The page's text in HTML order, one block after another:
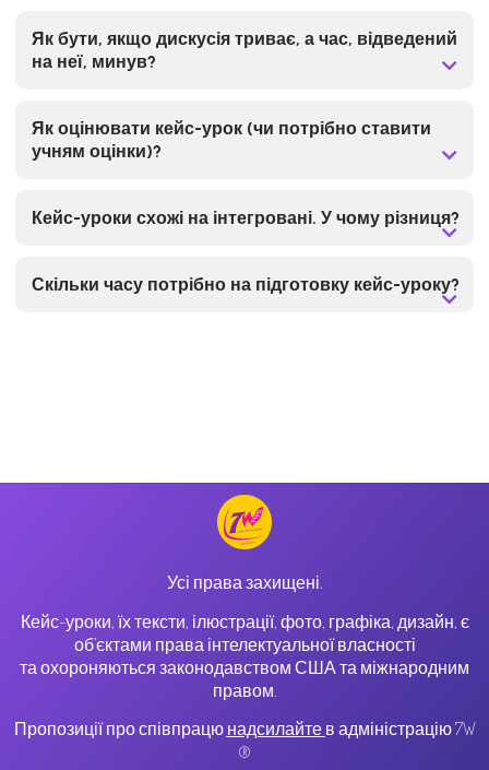
Як бути, якщо дискусія триває, а час, відведений
на неї, минув?
Як оцінювати кейс-урок (чи потрібно ставити
учням оцінки)?
Кейс-уроки схожі на інтегровані. У чому різниця?
Скільки часу потрібно на підготовку кейс-уроку?
Усі права захищені.
Кейс-уроки, їх тексти, ілюстрації, фото, графіка, дизайн, є
об’єктами права інтелектуальної власності
та охороняються законодавством США та міжнародним
правом.
Пропозиції про співпрацю надсилайте в адміністрацію 7W
®